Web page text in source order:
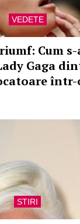
VEDETE
Cum s-
Gaga
într-
STIRI